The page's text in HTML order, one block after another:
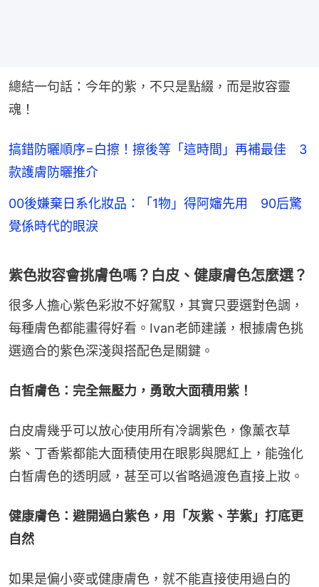
總結一句話：今年的紫，不只是點綴，而是妝容靈
魂！
搞錯防曬順序=白擦！擦後等「這時間」再補最佳 3
款護膚防曬推介
00後嫌棄日系化妝品：「1物」得阿嬸先用 90后驚
覺係時代的眼淚
紫色妝容會挑膚色嗎？白皮、健康膚色怎麼選？
很多人擔心紫色彩妝不好駕馭，其實只要選對色調，
每種膚色都能畫得好看。Ivan老師建議，根據膚色挑
選適合的紫色深淺與搭配色是關鍵。
白皙膚色：完全無壓力，勇敢大面積用紫！
白皮膚幾乎可以放心使用所有冷調紫色，像薰衣草
紫、丁香紫都能大面積使用在眼影與腮紅上，能強化
白皙膚色的透明感，甚至可以省略過渡色直接上妝。
健康膚色：避開過白紫色，用「灰紫、芋紫」打底更
自然
如果是偏小麥或健康膚色，就不能直接使用過白的